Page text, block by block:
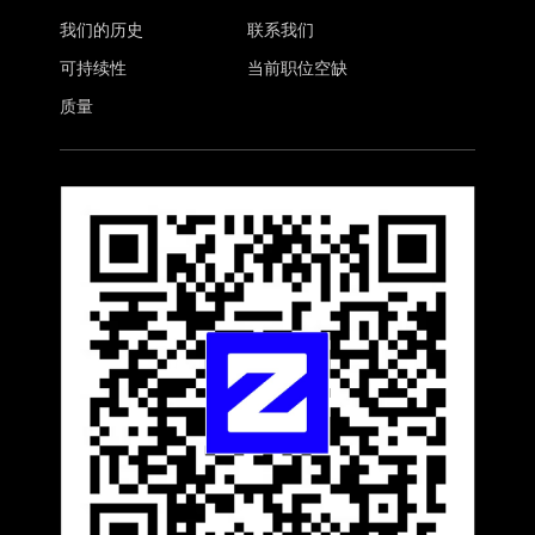
我们的历史
联系我们
可持续性
当前职位空缺
质量